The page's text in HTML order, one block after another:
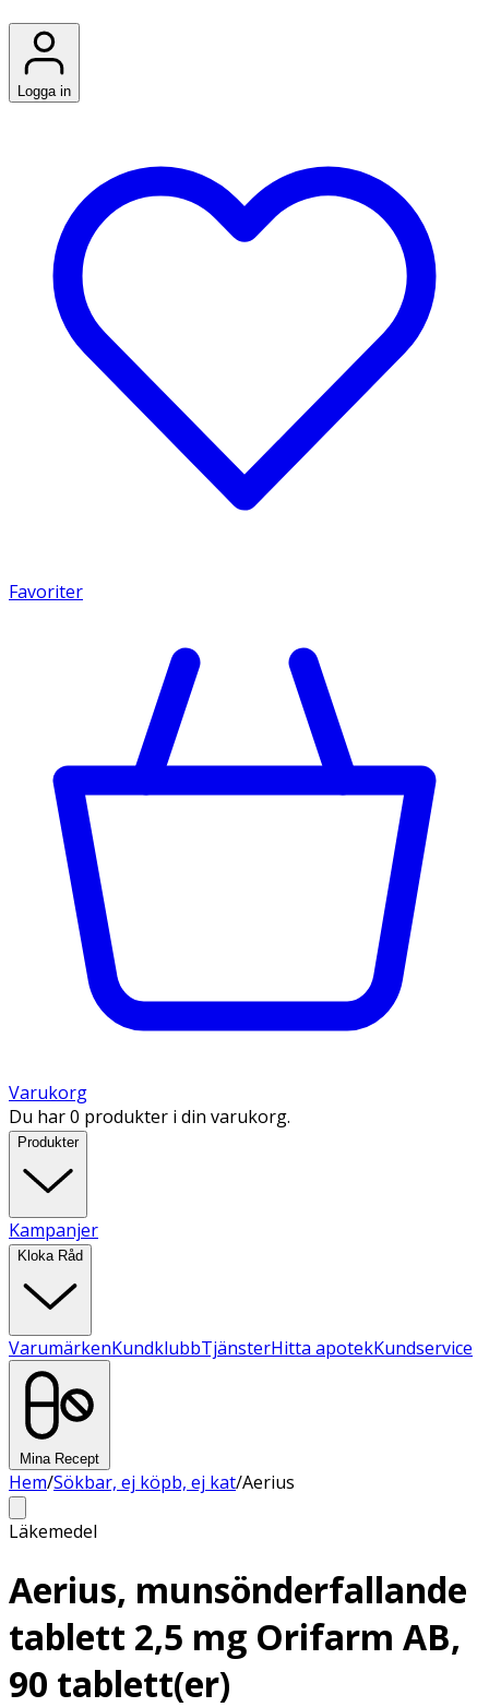
Logga in
Favoriter
Varukorg
Du har 0 produkter i din varukorg.
Produkter
Kampanjer
Kloka Råd
VarumärkenKundklubbTjänsterHitta apotekKundservice
Mina Recept
Hem/Sökbar, ej köpb, ej kat/Aerius
Läkemedel
Aerius, munsönderfallande
tablett 2,5 mg Orifarm AB,
90 tablett(er)